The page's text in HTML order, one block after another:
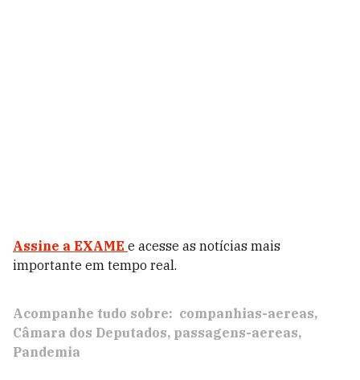
Assine a EXAME e acesse as notícias mais
importante em tempo real.
Acompanhe tudo sobre: companhias-aereas
Câmara dos Deputados passagens-aereas
Pandemia